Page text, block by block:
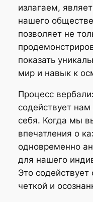
излагаем,
нашего
позволяет не
показать
мир и навык к
Процесс
содействует
себя. Когда мы
впечатления о
одновременно
для нашего
Это
четкой и